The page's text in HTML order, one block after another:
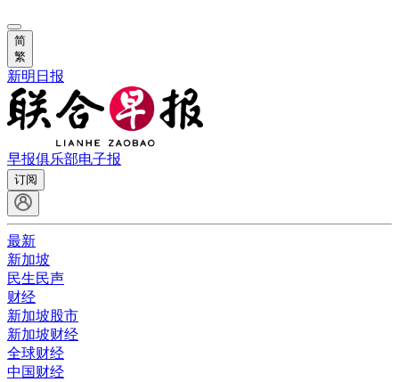
简
繁
新明日报
早报俱乐部电子报
订阅
最新
新加坡
民生民声
财经
新加坡股市
新加坡财经
全球财经
中国财经